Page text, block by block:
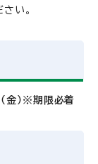
い。
金）※期限必着